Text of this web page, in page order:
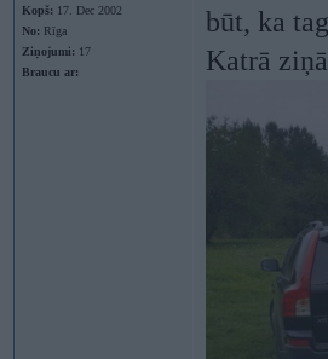
Kopš: 17. Dec 2002
No: Rīga
Ziņojumi: 17
Braucu ar:
būt, ka
Katrā